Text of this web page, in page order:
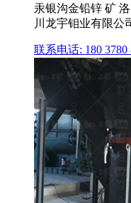
汞银沟金铅锌 矿
川龙宇钼业有限公
联系电话: 180 3780